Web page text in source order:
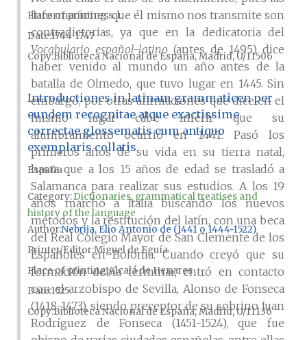
informaciones que él mismo nos transmite son
contradictorias, ya que en la dedicatoria del
Vocabulario español-latino (antes de 1495) dice
haber venido al mundo un año antes de la
batalla de Olmedo, que tuvo lugar en 1445. Sin
embargo, por otras afirmaciones que dice en el
mismo lugar cabe inferir que su
alumbramiento ocurrió en 1441. Pasó los
primeros años de su vida en su tierra natal,
hasta que a los 15 años de edad se trasladó a
Salamanca para realizar sus estudios. A los 19
años marchó a Italia buscando los nuevos
métodos y la restitución del latín, con una beca
del Real Colegio Mayor de San Clemente de los
Españoles en Bolonia. Cuando creyó que su
formación debía terminar, entró en contacto
con el arzobispo de Sevilla, Alonso de Fonseca
(1418-1473), siendo preceptor de su sobrino Juan
Rodríguez de Fonseca (1451-1524), que fue
Place of printings. l.
Date1744-1747
CopyBiblioteca Nacional de España, Madrid, U/11506
Introductiones in latinam grammaticen per
eundem recognitae atque exactissime
correctae glossematis cum antiquo
exemplaris collatis
España
Category:Dictionaries, grammatical treatises and
history of the language
Author Nebrija, Elio Antonio de (1441 o 1444-1522)
Printer/Editor Miguel de Eguía
Place of printingAlcalá de Henares
Date1525
CopyBiblioteca Nacional de España, Madrid, U/11136